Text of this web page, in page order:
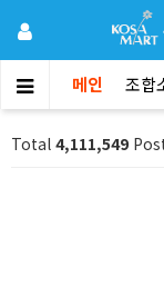
메인 조합
Total 4,111,549